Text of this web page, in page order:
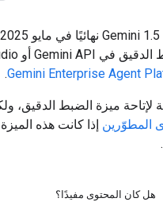
Gemini Enterprise Agent
.
ميزة الضبط الدقيق،
المطوّرين إذا كانت هذه
هل كان المحتوى مفيدًا؟